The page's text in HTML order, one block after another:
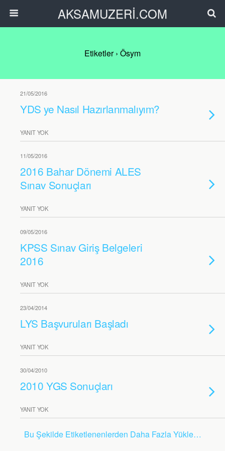
AKSAMUZERİ.COM
Etiketler › Ösym
21/05/2016
YDS ye Nasıl Hazırlanmalıyım?
YANIT YOK
11/05/2016
2016 Bahar Dönemi ALES
Sınav Sonuçları
YANIT YOK
09/05/2016
KPSS Sınav Giriş Belgeleri
2016
YANIT YOK
23/04/2014
LYS Başvuruları Başladı
YANIT YOK
30/04/2010
2010 YGS Sonuçları
YANIT YOK
Bu Şekilde Etiketlenenlerden Daha Fazla Yükle…